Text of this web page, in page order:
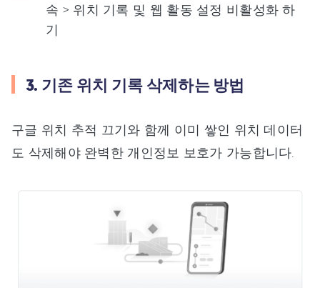
속 > 위치 기록 및 웹 활동 설정 비활성화 하
기
3. 기존 위치 기록 삭제하는 방법
구글 위치 추적 끄기와 함께 이미 쌓인 위치 데이터
도 삭제해야 완벽한 개인정보 보호가 가능합니다.